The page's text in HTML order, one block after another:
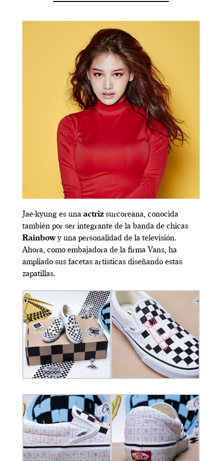
Jae-kyung es una actrizsurcoreana, conocida
también por ser integrante de la banda de chicas
Rainbowy una personalidad de la televisión.
Ahora, como embajadora de la firma Vans, ha
ampliado sus facetas artísticas diseñando estas
zapatillas.